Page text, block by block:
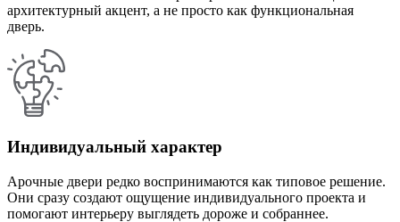
архитектурный акцент, а не просто как функциональная
дверь.
Индивидуальный характер
Арочные двери редко воспринимаются как типовое решение.
Они сразу создают ощущение индивидуального проекта и
помогают интерьеру выглядеть дороже и собраннее.